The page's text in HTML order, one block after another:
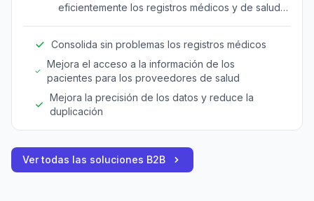
eficientemente los registros médicos y de salud
Consolida sin problemas los registros médicos
Mejora el acceso a la información de los
pacientes para los proveedores de salud
Mejora la precisión de los datos y reduce la
duplicación
Ver todas las soluciones B2B